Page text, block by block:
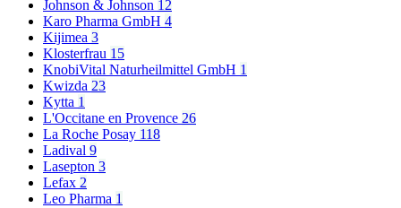
Johnson & Johnson 12
Karo Pharma GmbH 4
Kijimea 3
Klosterfrau 15
KnobiVital Naturheilmittel GmbH 1
Kwizda 23
Kytta 1
L'Occitane en Provence 26
La Roche Posay 118
Ladival 9
Lasepton 3
Lefax 2
Leo Pharma 1